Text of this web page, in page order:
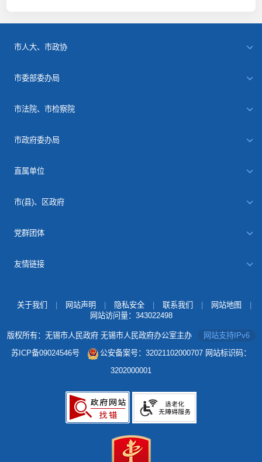
市人大、市政协
市委部委办局
市法院、市检察院
市政府委办局
直属单位
市(县)、区政府
党群团体
友情链接
关于我们 网站声明 隐私安全 联系我们 网站地图
网站访问量： 343022498
版权所有：无锡市人民政府 无锡市人民政府办公室主办
网站支持IPv6
苏ICP备09024546号
公安备案号：32021102000707 网站标识码：
3202000001